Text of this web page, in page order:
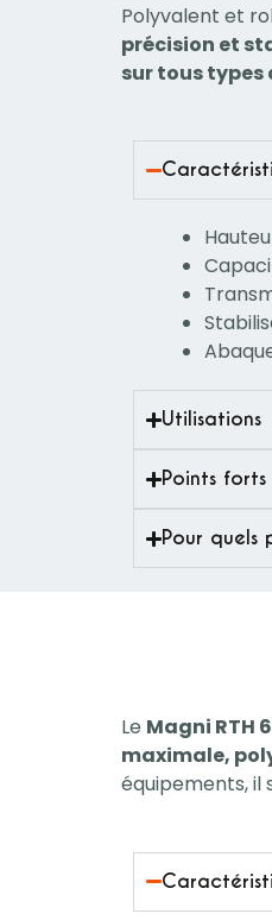
Polyvalent et
précision et
sur tous types
Utilisations
Points forts
Pour quels
Le Magni RTH
maximale,
équipements, il